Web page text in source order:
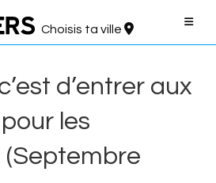
Choisis ta ville
d’entrer aux
les
(Septembre